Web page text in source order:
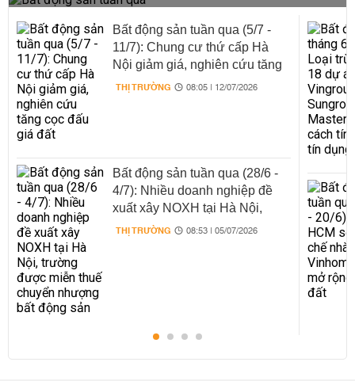
Bất động sản tuần qua (5/7 -
11/7): Chung cư thứ cấp Hà
Nội giảm giá, nghiên cứu tăng
cọc đấu giá đất
THỊ TRƯỜNG 08:05 | 12/07/2026
Bất động sản tuần qua (28/6 -
4/7): Nhiều doanh nghiệp đề
xuất xây NOXH tại Hà Nội,
trường được miễn thuế chuyển
THỊ TRƯỜNG 08:53 | 05/07/2026